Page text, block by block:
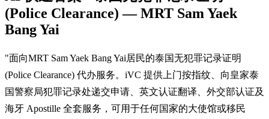
(Police Clearance) — MRT Sam Yaek
Bang Yai
"面向MRT Sam Yaek Bang Yai居民的泰国无犯罪记录证明
(Police Clearance) 代办服务。iVC 提供上门按指纹、向皇家泰
国警察局犯罪记录处递交申请、英文认证翻译、外交部认证及
海牙 Apostille 全套服务，可用于任何国家的大使馆或移民